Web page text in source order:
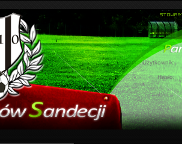
Użytkownik:
Hasło: